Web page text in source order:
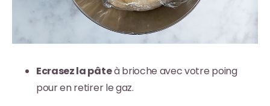
Ecrasez la pâteà brioche avec votre poing
pour en retirer le gaz.